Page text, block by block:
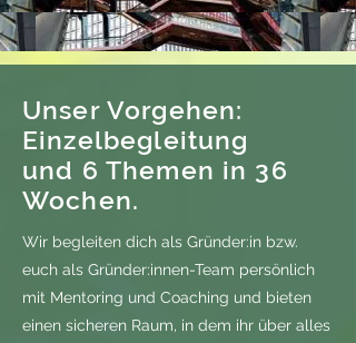
Unser Vorgehen:
Einzelbegleitung
und 6 Themen in 36
Wochen.
Wir begleiten dich als Gründer:in bzw.
euch als Gründer:innen-Team persönlich
mit Mentoring und Coaching und bieten
einen sicheren Raum, in dem ihr über alles